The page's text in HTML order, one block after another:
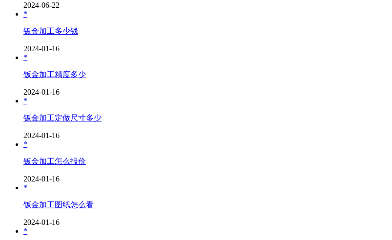
2024-06-22
*
钣金加工多少钱
2024-01-16
*
钣金加工精度多少
2024-01-16
*
钣金加工定做尺寸多少
2024-01-16
*
钣金加工怎么报价
2024-01-16
*
钣金加工图纸怎么看
2024-01-16
*